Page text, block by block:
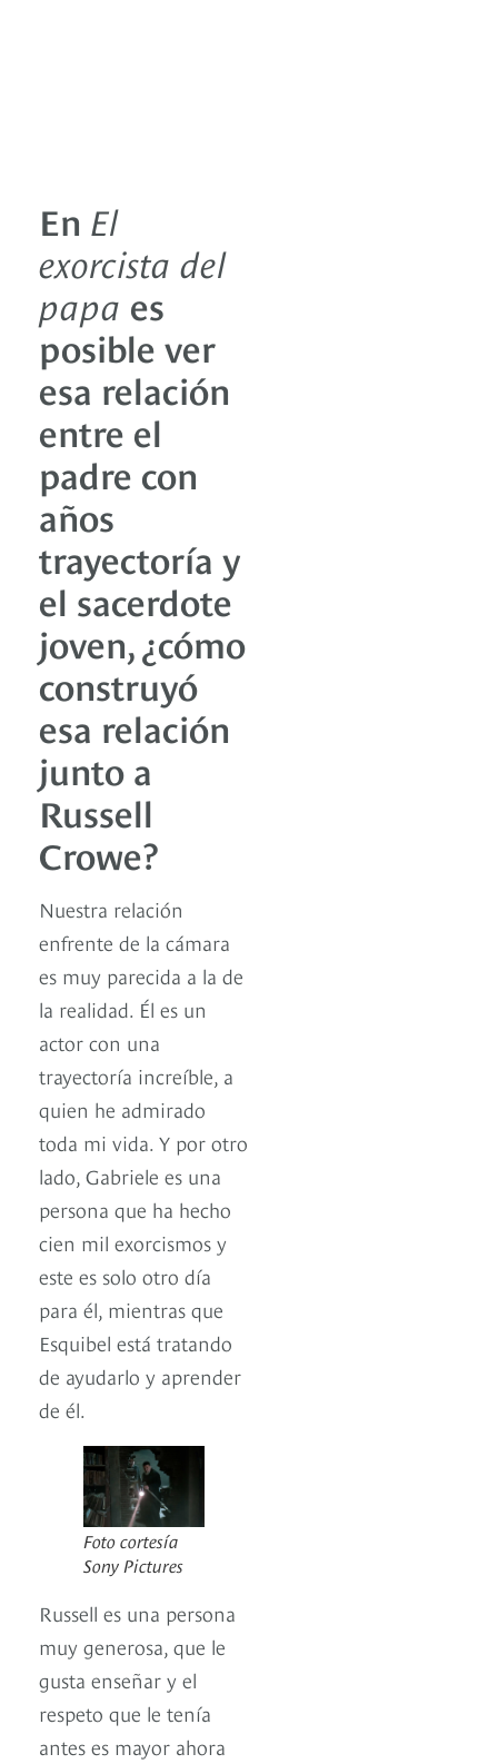
En El
exorcista del
papa es
posible ver
esa relación
entre el
padre con
años
trayectoría y
el sacerdote
joven, ¿cómo
construyó
esa relación
junto a
Russell
Crowe?
Nuestra relación
enfrente de la cámara
es muy parecida a la de
la realidad. Él es un
actor con una
trayectoría increíble, a
quien he admirado
toda mi vida. Y por otro
lado, Gabriele es una
persona que ha hecho
cien mil exorcismos y
este es solo otro día
para él, mientras que
Esquibel está tratando
de ayudarlo y aprender
de él.
Foto cortesía
Sony Pictures
Russell es una persona
muy generosa, que le
gusta enseñar y el
respeto que le tenía
antes es mayor ahora